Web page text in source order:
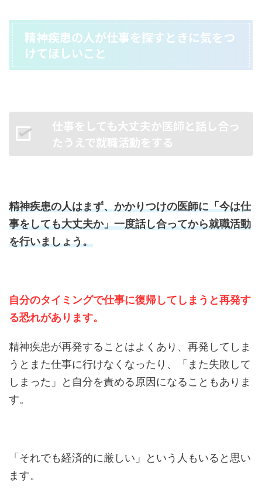
精神疾患の人が仕事を探すときに気をつ
けてほしいこと
仕事をしても大丈夫か医師と話し合っ
たうえで就職活動をする
精神疾患の人はまず、かかりつけの医師に「今は仕
事をしても大丈夫か」一度話し合ってから就職活動
を行いましょう。
自分のタイミングで仕事に復帰してしまうと再発す
る恐れがあります。
精神疾患が再発することはよくあり、再発してしま
うとまた仕事に行けなくなったり、「また失敗して
しまった」と自分を責める原因になることもありま
す。
「それでも経済的に厳しい」という人もいると思い
ます。